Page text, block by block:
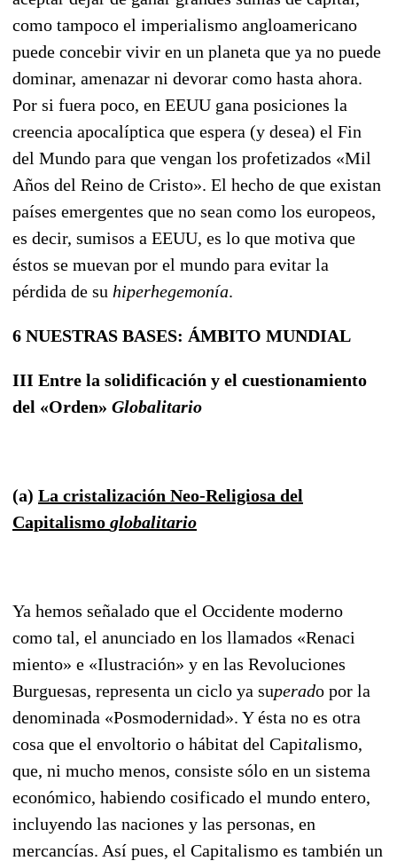
como tampoco el imperialismo angloamericano
puede concebir vivir en un planeta que ya no puede
dominar, amenazar ni devorar como hasta ahora.
Por si fuera poco, en EEUU gana posiciones la
creencia apocalíptica que espera (y desea) el Fin
del Mundo para que vengan los profetizados «Mil
Años del Reino de Cristo». El hecho de que existan
países emergentes que no sean como los europeos,
es decir, sumisos a EEUU, es lo que motiva que
éstos se muevan por el mundo para evitar la
pérdida de su hiperhegemonía.
6 NUESTRAS BASES: ÁMBITO MUNDIAL
III Entre la solidificación y el cuestionamiento
del «Orden» Globalitario
(a) La cristalización Neo-Religiosa del
Capitalismo globalitario
Ya hemos señalado que el Occidente moderno
como tal, el anunciado en los llamados «Renaci
miento» e «Ilustración» y en las Revoluciones
Burguesas, representa un ciclo ya superado por la
denominada «Posmodernidad». Y ésta no es otra
cosa que el envoltorio o hábitat del Capitalismo,
que, ni mucho menos, consiste sólo en un sistema
económico, habiendo cosificado el mundo entero,
incluyendo las naciones y las personas, en
mercancías. Así pues, el Capitalismo es también un